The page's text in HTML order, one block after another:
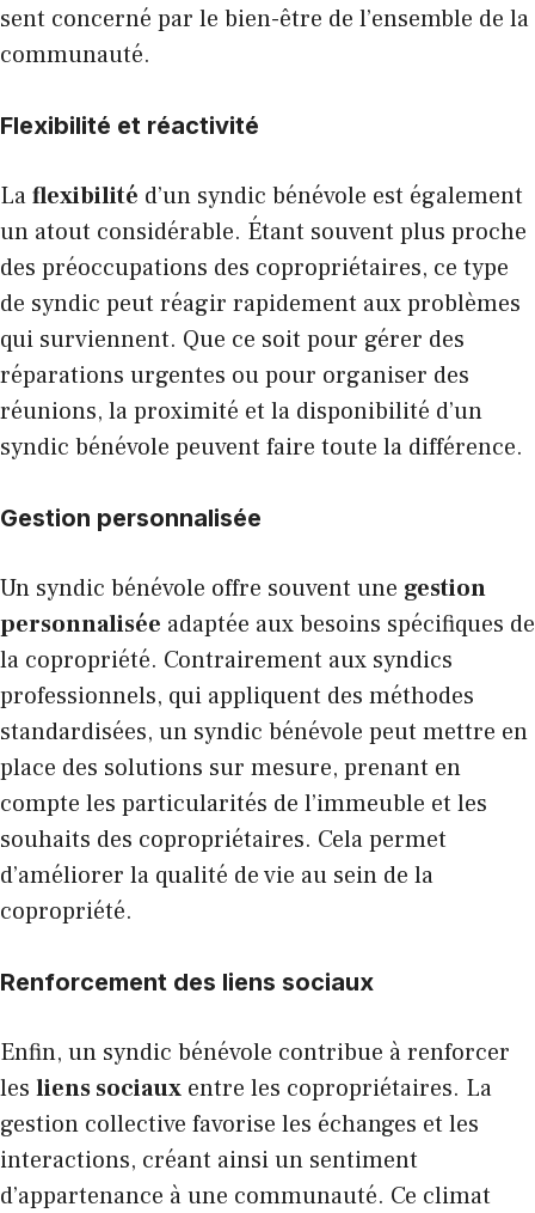
sent concerné par le bien-être de l’ensemble de la
communauté.
Flexibilité et réactivité
Laflexibilité d’un syndic bénévole est également
un atout considérable. Étant souvent plus proche
des préoccupations des copropriétaires, ce type
de syndic peut réagir rapidement aux problèmes
qui surviennent. Que ce soit pour gérer des
réparations urgentes ou pour organiser des
réunions, la proximité et la disponibilité d’un
syndic bénévole peuvent faire toute la différence.
Gestion personnalisée
Un syndic bénévole offre souvent une gestion
personnalisée adaptée aux besoins spécifiques de
la copropriété. Contrairement aux syndics
professionnels, qui appliquent des méthodes
standardisées, un syndic bénévole peut mettre en
place des solutions sur mesure, prenant en
compte les particularités de l’immeuble et les
souhaits des copropriétaires. Cela permet
d’améliorer la qualité de vie au sein de la
copropriété.
Renforcement des liens sociaux
Enfin, un syndic bénévole contribue à renforcer
les liens sociaux entre les copropriétaires. La
gestion collective favorise les échanges et les
interactions, créant ainsi un sentiment
d’appartenance à une communauté. Ce climat